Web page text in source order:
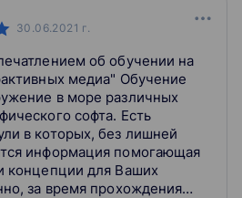
— интерфейс «человек-
этапы создания идеи проекта
Avocado Toast. Вы пройдете
идеи и проверки ее на прочность
В деталях узнаете, как
заказчика. Научитесь
30.06.2021 г.
об обучении на
медиа" Обучение
в море различных
софта. Есть
в которых, без лишней
информация помогающая
концепции для Ваших
за время прохождения